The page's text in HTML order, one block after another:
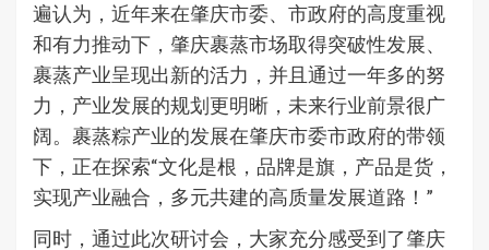
遍认为，近年来在肇庆市委、市政府的高度重视
和有力推动下，肇庆裹蒸市场取得突破性发展、
裹蒸产业呈现出新的活力，并且通过一年多的努
力，产业发展的规划更明晰，未来行业前景很广
阔。裹蒸粽产业的发展在肇庆市委市政府的带领
下，正在探索“文化是根，品牌是旗，产品是货，
实现产业融合，多元共建的高质量发展道路！”
同时，通过此次研讨会，大家充分感受到了肇庆